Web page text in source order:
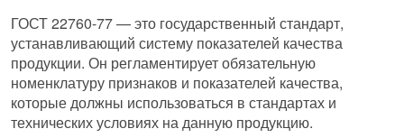
ГОСТ 22760-77 — это государственный стандарт,
устанавливающий систему показателей качества
продукции. Он регламентирует обязательную
номенклатуру признаков и показателей качества,
которые должны использоваться в стандартах и
технических условиях на данную продукцию.